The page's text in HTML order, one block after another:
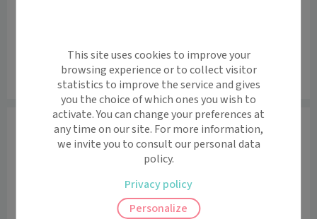
Leaflet |©OpenStreetMapcontributors
Informations
/!\ ATTENTION : en raison de travaux de réfection des
sols, le cabinet sera fermé du 20/07 au 31/07 inclus .
Le docteur Mélanie MANAS vous reçoit dans son
cabinet AU 23 RUE NEUVE 69001
This site uses cookies to improve your
browsing experience or to collect visitor
statistics to improve the service and gives
you the choice of which ones you wish to
activate. You can change your preferences at
any time on our site. For more information,
we invite you to consult our personal data
policy.
Personalize
Privacy policy